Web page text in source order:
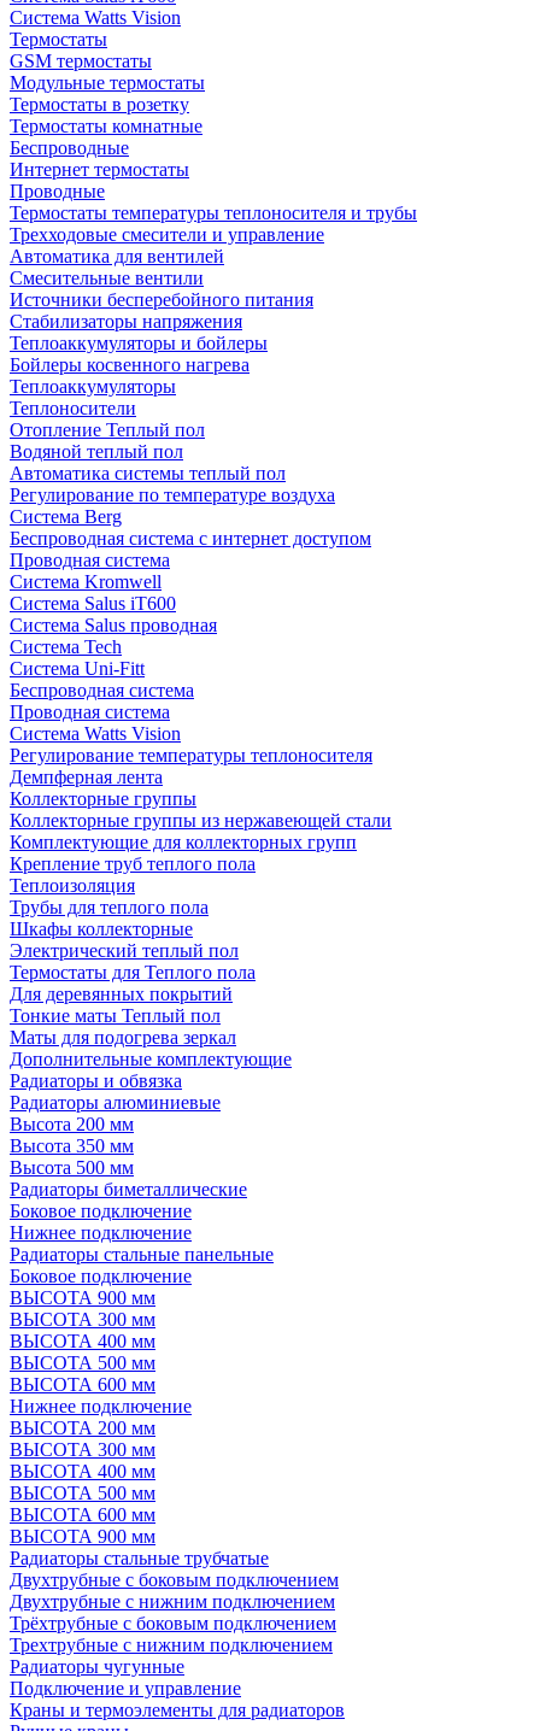
Система Watts Vision
Термостаты
GSM термостаты
Модульные термостаты
Термостаты в розетку
Термостаты комнатные
Беспроводные
Интернет термостаты
Проводные
Термостаты температуры теплоносителя и трубы
Трехходовые смесители и управление
Автоматика для вентилей
Смесительные вентили
Источники бесперебойного питания
Стабилизаторы напряжения
Теплоаккумуляторы и бойлеры
Бойлеры косвенного нагрева
Теплоаккумуляторы
Теплоносители
Отопление Теплый пол
Водяной теплый пол
Автоматика системы теплый пол
Регулирование по температуре воздуха
Система Berg
Беспроводная система с интернет доступом
Проводная система
Система Kromwell
Система Salus iT600
Система Salus проводная
Система Tech
Система Uni-Fitt
Беспроводная система
Проводная система
Система Watts Vision
Регулирование температуры теплоносителя
Демпферная лента
Коллекторные группы
Коллекторные группы из нержавеющей стали
Комплектующие для коллекторных групп
Крепление труб теплого пола
Теплоизоляция
Трубы для теплого пола
Шкафы коллекторные
Электрический теплый пол
Термостаты для Теплого пола
Для деревянных покрытий
Тонкие маты Теплый пол
Маты для подогрева зеркал
Дополнительные комплектующие
Радиаторы и обвязка
Радиаторы алюминиевые
Высота 200 мм
Высота 350 мм
Высота 500 мм
Радиаторы биметаллические
Боковое подключение
Нижнее подключение
Радиаторы стальные панельные
Боковое подключение
ВЫСОТА 900 мм
ВЫСОТА 300 мм
ВЫСОТА 400 мм
ВЫСОТА 500 мм
ВЫСОТА 600 мм
Нижнее подключение
ВЫСОТА 200 мм
ВЫСОТА 300 мм
ВЫСОТА 400 мм
ВЫСОТА 500 мм
ВЫСОТА 600 мм
ВЫСОТА 900 мм
Радиаторы стальные трубчатые
Двухтрубные с боковым подключением
Двухтрубные с нижним подключением
Трёхтрубные с боковым подключением
Трехтрубные с нижним подключением
Радиаторы чугунные
Подключение и управление
Краны и термоэлементы для радиаторов